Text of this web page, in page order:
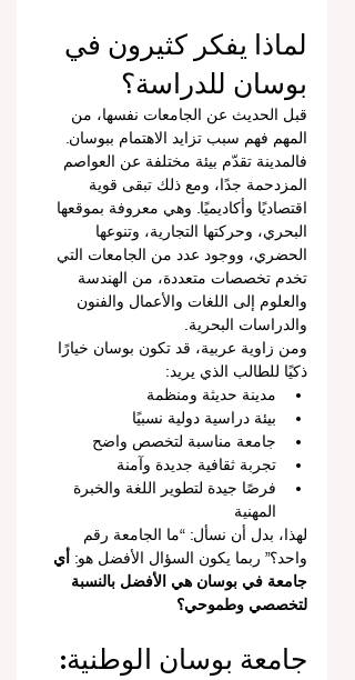
لماذا يفكر كثيرون في
بوسان للدراسة؟
قبل الحديث عن الجامعات نفسها، من
المهم فهم سبب تزايد الاهتمام ببوسان.
فالمدينة تقدّم بيئة مختلفة عن العواصم
المزدحمة جدًا، ومع ذلك تبقى قوية
اقتصاديًا وأكاديميًا. وهي معروفة بموقعها
البحري، وحركتها التجارية، وتنوعها
الحضري، ووجود عدد من الجامعات التي
تخدم تخصصات متعددة، من الهندسة
والعلوم إلى اللغات والأعمال والفنون
والدراسات البحرية.
ومن زاوية عربية، قد تكون بوسان خيارًا
ذكيًا للطالب الذي يريد:
مدينة حديثة ومنظمة
بيئة دراسية دولية نسبيًا
جامعة مناسبة لتخصص واضح
تجربة ثقافية جديدة وآمنة
فرصًا جيدة لتطوير اللغة والخبرة
المهنية
لهذا، بدل أن نسأل: “ما الجامعة رقم
واحد؟” ربما يكون السؤال الأفضل هو: أي
جامعة في بوسان هي الأفضل بالنسبة
لتخصصي وطموحي؟
جامعة بوسان الوطنية: